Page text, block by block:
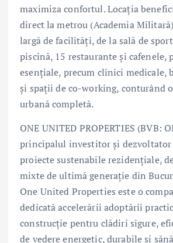
maximiza confortul. Locația
direct la metrou (Academia
largă de facilități, de la sală de
piscină, 15 restaurante și cafenele,
esențiale, precum clinici medicale,
și spații de co-working, conturând
urbană completă.
ONE UNITED PROPERTIES (BVB:
principalul investitor și
proiecte sustenabile rezidențiale,
mixte de ultimă generație din
One United Properties este o
dedicată accelerării adoptării
construcție pentru clădiri sigure,
de vedere energetic, durabile și